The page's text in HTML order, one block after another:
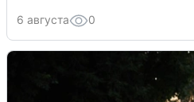
6 августа 0